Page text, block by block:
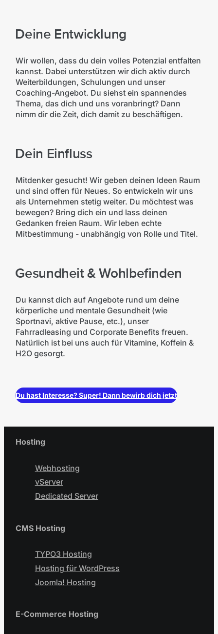
Deine Entwicklung
Wir wollen, dass du dein volles Potenzial entfalten
kannst. Dabei unterstützen wir dich aktiv durch
Weiterbildungen, Schulungen und unser
Coaching-Angebot. Du siehst ein spannendes
Thema, das dich und uns voranbringt? Dann
nimm dir die Zeit, dich damit zu beschäftigen.
Dein Einfluss
Mitdenker gesucht! Wir geben deinen Ideen Raum
und sind offen für Neues. So entwickeln wir uns
als Unternehmen stetig weiter. Du möchtest was
bewegen? Bring dich ein und lass deinen
Gedanken freien Raum. Wir leben echte
Mitbestimmung - unabhängig von Rolle und Titel.
Gesundheit & Wohlbefinden
Du kannst dich auf Angebote rund um deine
körperliche und mentale Gesundheit (wie
Sportnavi, aktive Pause, etc.), unser
Fahrradleasing und Corporate Benefits freuen.
Natürlich ist bei uns auch für Vitamine, Koffein &
H2O gesorgt.
Du hast Interesse? Super! Dann bewirb dich jetzt
Hosting
Webhosting
vServer
Dedicated Server
CMS Hosting
TYPO3 Hosting
Hosting für WordPress
Joomla! Hosting
E-Commerce Hosting